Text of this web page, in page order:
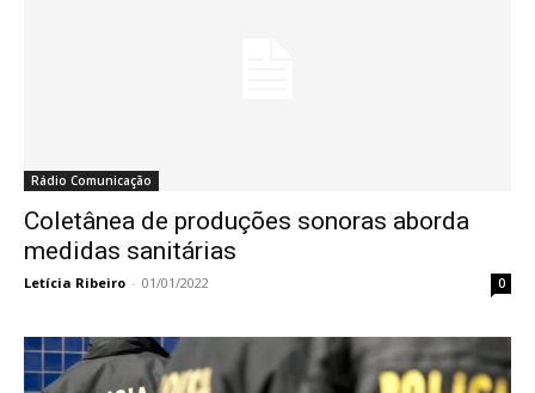
Rádio Comunicação
Coletânea de produções sonoras aborda
medidas sanitárias
Letícia Ribeiro - 01/01/2022 0